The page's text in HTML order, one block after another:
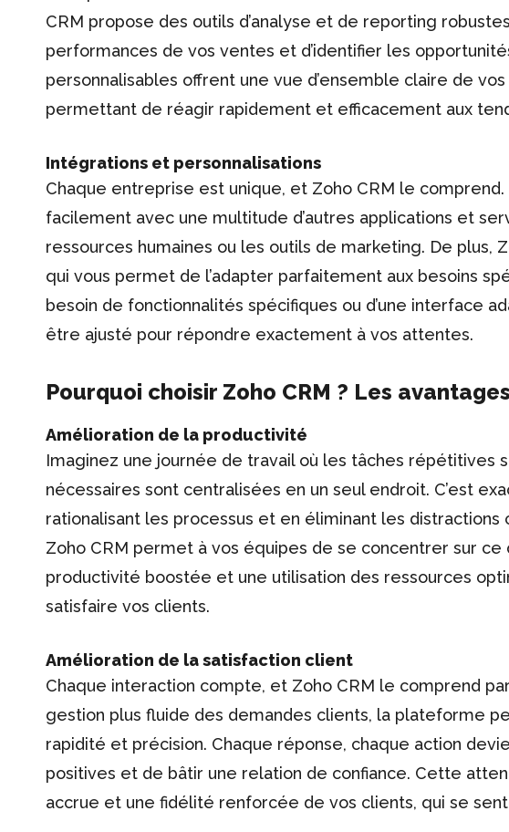
CRM propose des outils d’analyse et de reporting
performances de vos ventes et d’identifier les
personnalisables offrent une vue d’ensemble claire de
permettant de réagir rapidement et efficacement aux
Intégrations et personnalisations
Chaque entreprise est unique, et Zoho CRM le
facilement avec une multitude d’autres applications et
ressources humaines ou les outils de marketing. De plus,
qui vous permet de l’adapter parfaitement aux besoins
besoin de fonctionnalités spécifiques ou d’une interface
être ajusté pour répondre exactement à vos attentes.
Pourquoi choisir Zoho CRM ? Les
Amélioration de la productivité
Imaginez une journée de travail où les tâches répétitives
nécessaires sont centralisées en un seul endroit. C’est
rationalisant les processus et en éliminant les
Zoho CRM permet à vos équipes de se concentrer sur
productivité boostée et une utilisation des ressources
satisfaire vos clients.
Amélioration de la satisfaction client
Chaque interaction compte, et Zoho CRM le comprend
gestion plus fluide des demandes clients, la plateforme
rapidité et précision. Chaque réponse, chaque action
positives et de bâtir une relation de confiance. Cette
accrue et une fidélité renforcée de vos clients, qui se